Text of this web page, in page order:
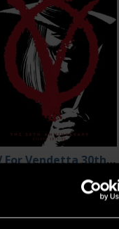
V For Vendetta 30th Anniversary Deluxe Edition